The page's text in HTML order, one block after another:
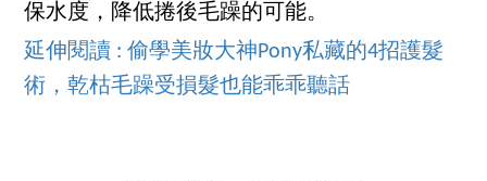
保水度，降低捲後毛躁的可能。
延伸閱讀 : 偷學美妝大神Pony私藏的4招護髮
術，乾枯毛躁受損髮也能乖乖聽話